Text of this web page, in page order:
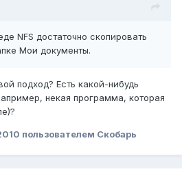
NFS достаточно скопировать
Мои документы.
подход? Есть какой-нибудь
некая программа, которая
пользователем Скобарь